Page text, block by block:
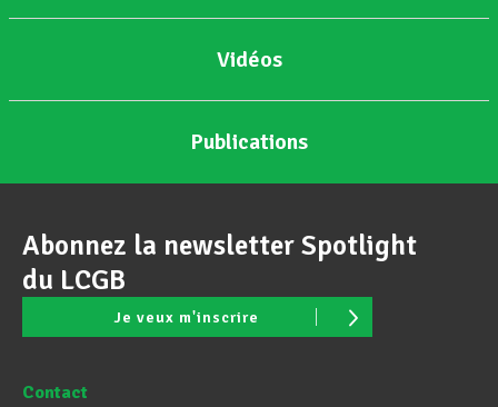
Vidéos
Publications
Abonnez la newsletter Spotlight
du LCGB
Je veux m'inscrire
Contact